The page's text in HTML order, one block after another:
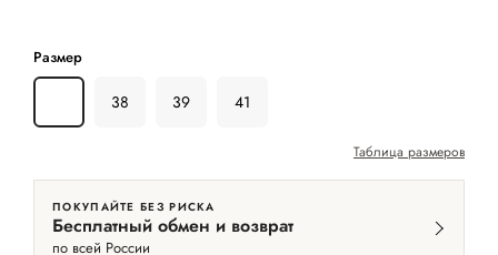
Размер
38 39 41
Таблица размеров
ПОКУПАЙТЕ БЕЗ РИСКА
Бесплатный обмен и возврат
по всей России